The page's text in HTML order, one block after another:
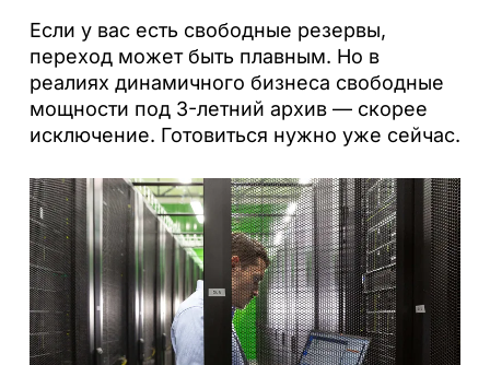
Если у вас есть свободные резервы,
переход может быть плавным. Но в
реалиях динамичного бизнеса свободные
мощности под 3-летний архив — скорее
исключение. Готовиться нужно уже сейчас.